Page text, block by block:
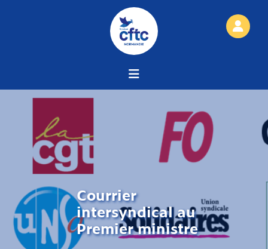
Courrier
intersyndical au
Premier ministre